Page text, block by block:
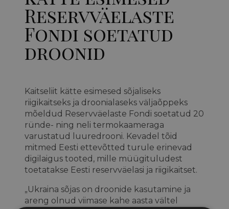
Reservväelaste
Fondi soetatud
droonid
Kaitseliit kätte esimesed sõjaliseks
riigikaitseks ja droonialaseks väljaõppeks
mõeldud Reservväelaste Fondi soetatud 20
ründe- ning neli termokaameraga
varustatud luuredrooni. Kevadel tõid
mitmed Eesti ettevõtted turule erinevad
digilaigus tooted, mille müügituludest
toetatakse Eesti reservväelasi ja riigikaitset.
„Ukraina sõjas on droonide kasutamine ja
areng olnud viimase kahe aasta vältel